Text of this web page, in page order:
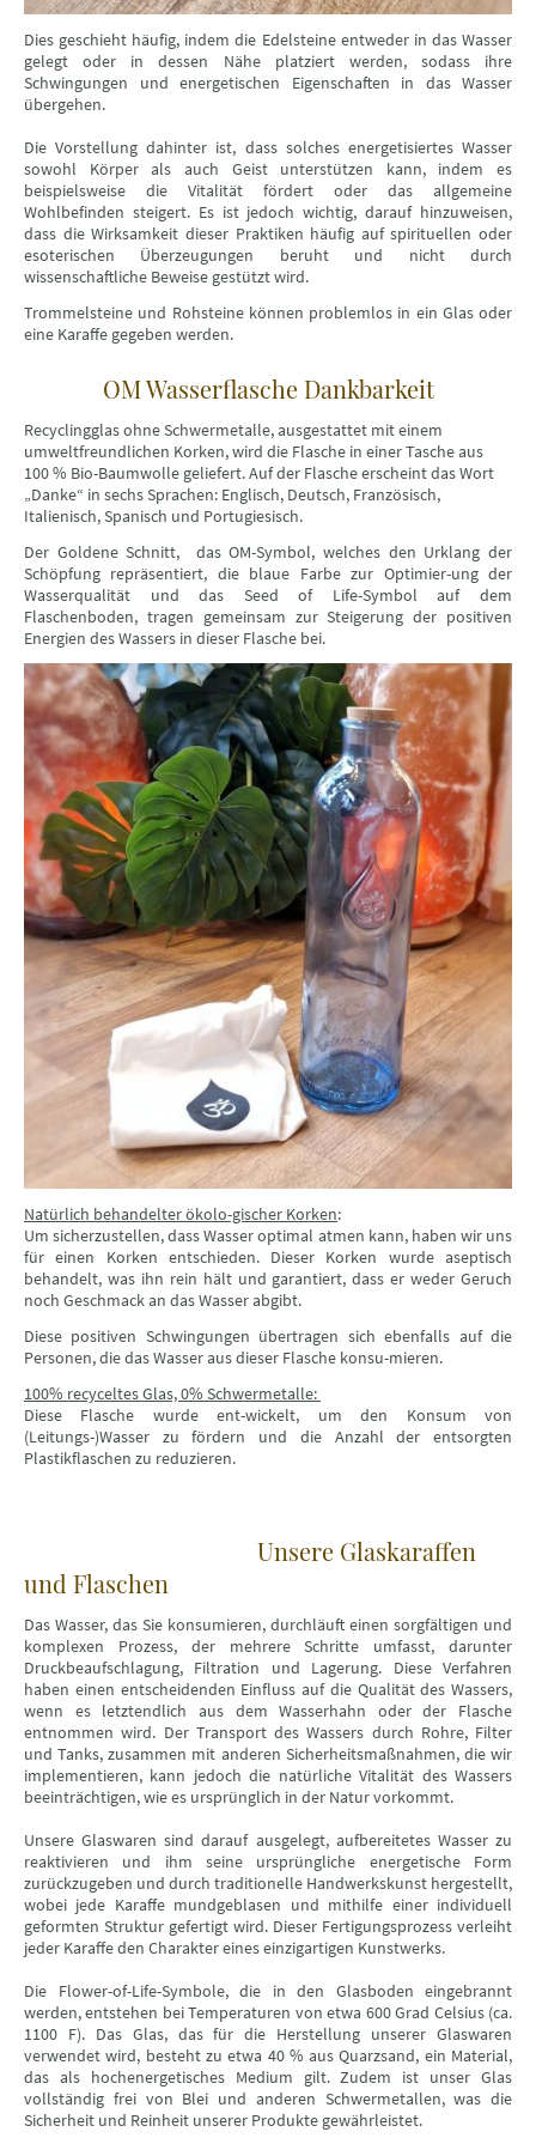
Dies geschieht häufig, indem die Edelsteine entweder in das Wasser
gelegt oder in dessen Nähe platziert werden, sodass ihre
Schwingungen und energetischen Eigenschaften in das Wasser
übergehen.
Die Vorstellung dahinter ist, dass solches energetisiertes Wasser
sowohl Körper als auch Geist unterstützen kann, indem es
beispielsweise die Vitalität fördert oder das allgemeine
Wohlbefinden steigert. Es ist jedoch wichtig, darauf hinzuweisen,
dass die Wirksamkeit dieser Praktiken häufig auf spirituellen oder
esoterischen Überzeugungen beruht und nicht durch
wissenschaftliche Beweise gestützt wird.
Trommelsteine und Rohsteine können problemlos in ein Glas oder
eine Karaffe gegeben werden.
OM Wasserflasche Dankbarkeit
Recyclingglas ohne Schwermetalle, ausgestattet mit einem
umweltfreundlichen Korken, wird die Flasche in einer Tasche aus
100 % Bio-Baumwolle geliefert. Auf der Flasche erscheint das Wort
„Danke“ in sechs Sprachen: Englisch, Deutsch, Französisch,
Italienisch, Spanisch und Portugiesisch.
Der Goldene Schnitt, das OM-Symbol, welches den Urklang der
Schöpfung repräsentiert, die blaue Farbe zur Optimier-ung der
Wasserqualität und das Seed of Life-Symbol auf dem
Flaschenboden, tragen gemeinsam zur Steigerung der positiven
Energien des Wassers in dieser Flasche bei.
Natürlich behandelter ökolo-gischer Korken:
Um sicherzustellen, dass Wasser optimal atmen kann, haben wir uns
für einen Korken entschieden. Dieser Korken wurde aseptisch
behandelt, was ihn rein hält und garantiert, dass er weder Geruch
noch Geschmack an das Wasser abgibt.
Diese positiven Schwingungen übertragen sich ebenfalls auf die
Personen, die das Wasser aus dieser Flasche konsu-mieren.
100% recyceltes Glas, 0% Schwermetalle:
Diese Flasche wurde ent-wickelt, um den Konsum von
(Leitungs-)Wasser zu fördern und die Anzahl der entsorgten
Plastikflaschen zu reduzieren.
Unsere Glaskaraffen
und Flaschen
Das Wasser, das Sie konsumieren, durchläuft einen sorgfältigen und
komplexen Prozess, der mehrere Schritte umfasst, darunter
Druckbeaufschlagung, Filtration und Lagerung. Diese Verfahren
haben einen entscheidenden Einfluss auf die Qualität des Wassers,
wenn es letztendlich aus dem Wasserhahn oder der Flasche
entnommen wird. Der Transport des Wassers durch Rohre, Filter
und Tanks, zusammen mit anderen Sicherheitsmaßnahmen, die wir
implementieren, kann jedoch die natürliche Vitalität des Wassers
beeinträchtigen, wie es ursprünglich in der Natur vorkommt.
Unsere Glaswaren sind darauf ausgelegt, aufbereitetes Wasser zu
reaktivieren und ihm seine ursprüngliche energetische Form
zurückzugeben und durch traditionelle Handwerkskunst hergestellt,
wobei jede Karaffe mundgeblasen und mithilfe einer individuell
geformten Struktur gefertigt wird. Dieser Fertigungsprozess verleiht
jeder Karaffe den Charakter eines einzigartigen Kunstwerks.
Die Flower-of-Life-Symbole, die in den Glasboden eingebrannt
werden, entstehen bei Temperaturen von etwa 600 Grad Celsius (ca.
1100 F). Das Glas, das für die Herstellung unserer Glaswaren
verwendet wird, besteht zu etwa 40 % aus Quarzsand, ein Material,
das als hochenergetisches Medium gilt. Zudem ist unser Glas
vollständig frei von Blei und anderen Schwermetallen, was die
Sicherheit und Reinheit unserer Produkte gewährleistet.